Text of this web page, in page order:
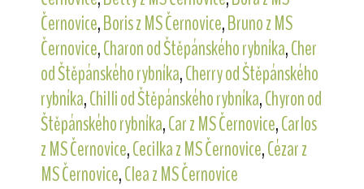
Černovice,Boris z MS Černovice,Bruno z MS
Černovice,Charon od Štěpánského rybníka,Cher
od Štěpánského rybníka,Cherry od Štěpánského
rybníka,Chilli od Štěpánského rybníka,Chyron od
Štěpánského rybníka,Car z MS Černovice,Carlos
z MS Černovice,Cecilka z MS Černovice,Cézar z
MS Černovice,Clea z MS Černovice